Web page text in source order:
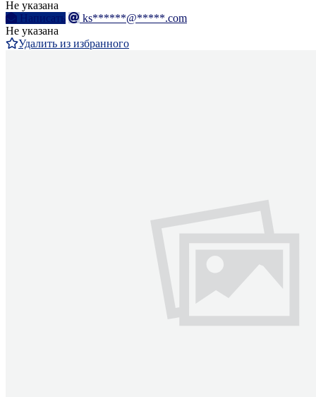
Не указана
Написать
ks******@*****.com
Не указана
Удалить из избранного